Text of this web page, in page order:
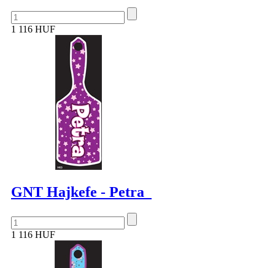
1 116 HUF
GNT Hajkefe - Petra
1 116 HUF